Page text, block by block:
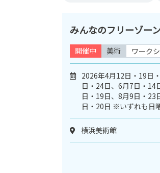
みんなのフリーゾー
開催中 美術 ワーク
2026年4月12日・19日
日・24日、6月7日・14
日・19日、8月9日・23
日・20日 ※いずれも日
横浜美術館